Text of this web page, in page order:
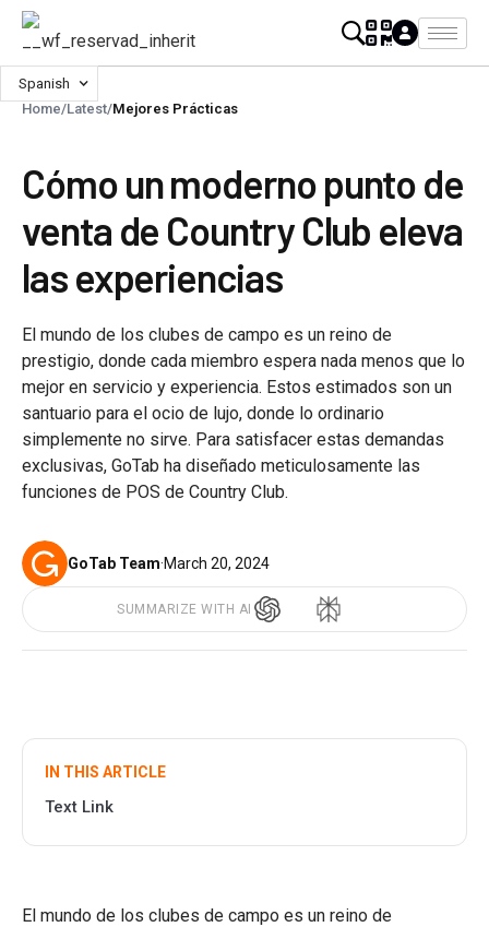
Spanish
Home/Latest/Mejores Prácticas
Cómo un moderno punto de
venta de Country Club eleva
las experiencias
El mundo de los clubes de campo es un reino de
prestigio, donde cada miembro espera nada menos que lo
mejor en servicio y experiencia. Estos estimados son un
santuario para el ocio de lujo, donde lo ordinario
simplemente no sirve. Para satisfacer estas demandas
exclusivas, GoTab ha diseñado meticulosamente las
funciones de POS de Country Club.
GoTab Team·March 20, 2024
SUMMARIZE WITH AI
IN THIS ARTICLE
Text Link
El mundo de los clubes de campo es un reino de